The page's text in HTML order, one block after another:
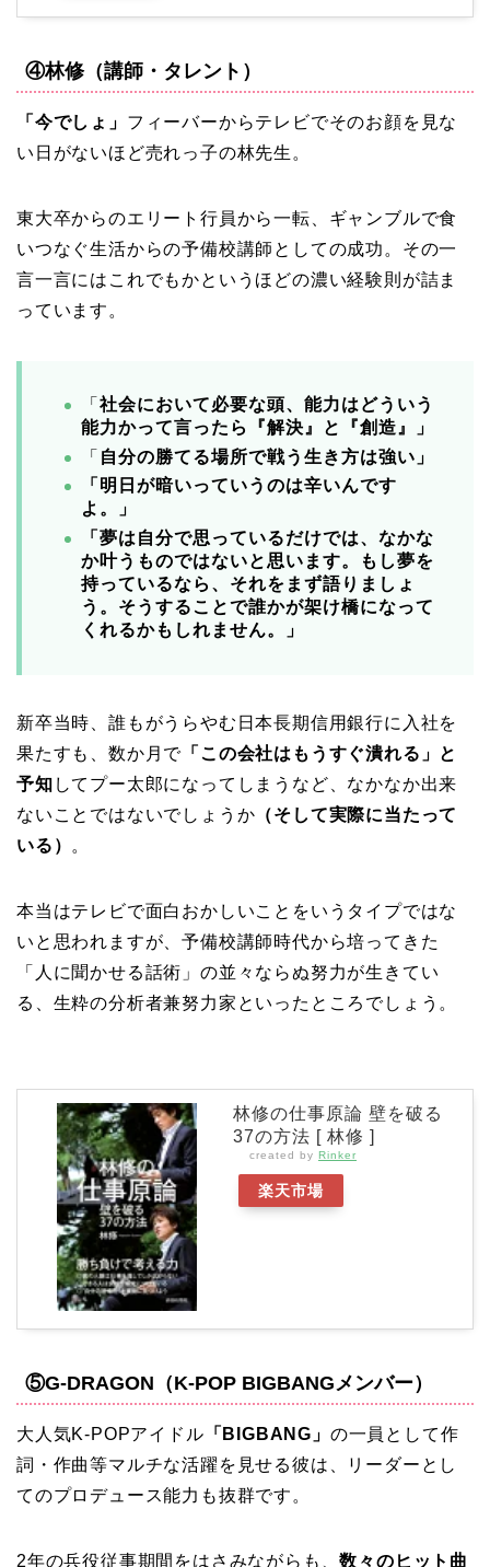
④林修（講師・タレント）
「今でしょ」 フィーバーからテレビでそのお顔を見な
い日がないほど売れっ子の林先生。
東大卒からのエリート行員から一転、ギャンブルで食
いつなぐ生活からの予備校講師としての成功。その一
言一言にはこれでもかというほどの濃い経験則が詰ま
っています。
「 社会において必要な頭、能力はどういう
能力かって言ったら『解決』と『創造』」
「 自分の勝てる場所で戦う生き方は強い」
「明日が暗いっていうのは辛いんです
よ。」
「夢は自分で思っているだけでは、なかな
か叶うものではないと思います。もし夢を
持っているなら、それをまず語りましょ
う。そうすることで誰かが架け橋になって
くれるかもしれません。」
新卒当時、誰もがうらやむ日本長期信用銀行に入社を
果たすも、数か月で 「この会社はもうすぐ潰れる」と
予知 してプー太郎になってしまうなど、なかなか出来
ないことではないでしょうか （そして実際に当たって
いる） 。
本当はテレビで面白おかしいことをいうタイプではな
いと思われますが、予備校講師時代から培ってきた
「人に聞かせる話術」の並々ならぬ努力が生きてい
る、生粋の分析者兼努力家といったところでしょう。
林修の仕事原論 壁を破る
37の方法 [ 林修 ]
created by Rinker
楽天市場
⑤G-DRAGON（K-POP BIGBANGメンバー）
大人気K-POPアイドル 「BIGBANG」 の一員として作
詞・作曲等マルチな活躍を見せる彼は、リーダーとし
てのプロデュース能力も抜群です。
2年の兵役従事期間をはさみながらも、数々のヒット曲